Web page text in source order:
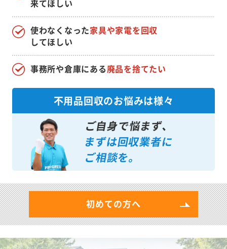
使わなくなった家具や家電を回収
してほしい
来てほしい
事務所や倉庫にある廃品を捨てたい
不用品回収のお悩みは様々
ご自身で悩まず、
まずは回収業者に
ご相談を。
初めての方へ